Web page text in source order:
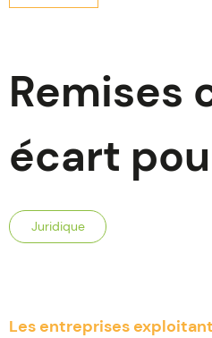
Remises
écart
Juridique
Les entreprises